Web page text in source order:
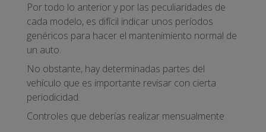
Por todo lo anterior y por las peculiaridades de
cada modelo, es difícil indicar unos períodos
genéricos para hacer el mantenimiento normal de
un auto.
No obstante, hay determinadas partes del
vehículo que es importante revisar con cierta
periodicidad.
Controles que deberías realizar mensualmente